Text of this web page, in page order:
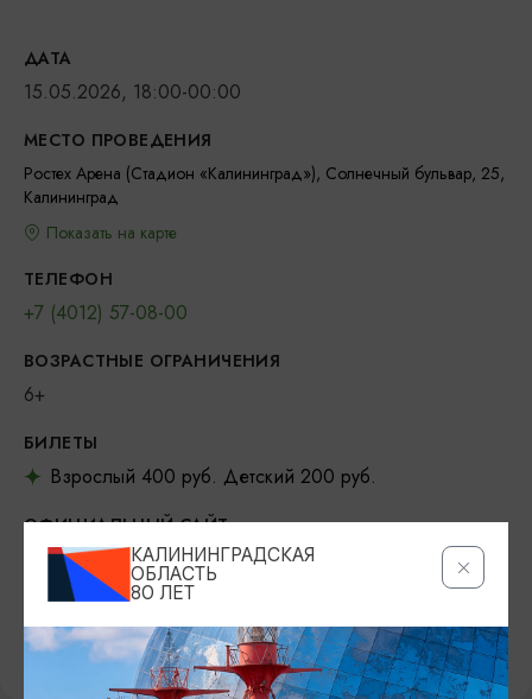
ДАТА
15.05.2026, 18:00-00:00
МЕСТО ПРОВЕДЕНИЯ
Ростех Арена (Стадион «Калининград»), Солнечный бульвар, 25,
Калининград
Показать на карте
ТЕЛЕФОН
+7 (4012) 57-08-00
ВОЗРАСТНЫЕ ОГРАНИЧЕНИЯ
6+
БИЛЕТЫ
Взрослый 400 руб. Детский 200 руб.
ОФИЦИАЛЬНЫЙ САЙТ
https://www.rostec-arena.ru/
ВКОНТАКТЕ
https://vk.com/rostec_arena
КАЛИНИНГРАДСКАЯ
ОБЛАСТЬ
80 ЛЕТ